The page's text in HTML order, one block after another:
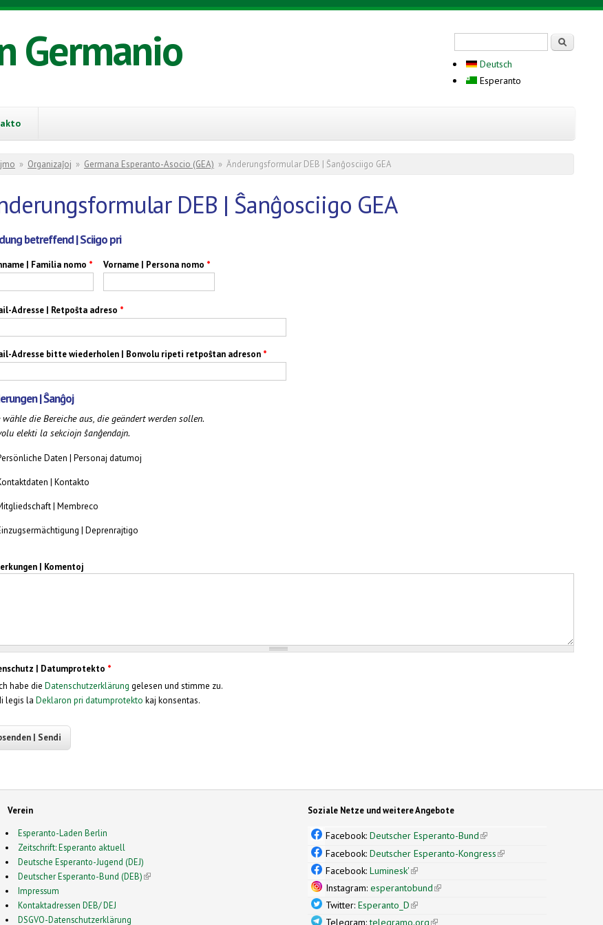
Germanio
Deutsch
Esperanto
are here
» Organizaĵoj » Germana Esperanto-Asocio (GEA) » Änderungsformular DEB | Ŝanĝosciigo GEA
DEB | Ŝanĝosciigo GEA
betreffend | Sciigo pri
| Familia nomo * Vorname | Persona nomo *
Adresse | Retpoŝta adreso *
Adresse bitte wiederholen | Bonvolu ripeti retpoŝtan adreson *
| Ŝanĝoj
die Bereiche aus, die geändert werden sollen.
elekti la sekciojn ŝanĝendajn.
Daten | Personaj datumoj
Daten | Personaj datumoj
| Kontakto
| Kontakto
| Membreco
| Membreco
| Deprenrajtigo
| Deprenrajtigo
| Komentoj
| Datumprotekto *
habe die Datenschutzerklärung gelesen und stimme zu.
la Deklaron pri datumprotekto kaj konsentas.
Verein
Esperanto-Laden Berlin
Zeitschrift: Esperanto aktuell
Deutsche Esperanto-Jugend (DEJ)
Deutscher Esperanto-Bund (DEB)(link is external)
Impressum
Kontaktadressen DEB/ DEJ
DSGVO-Datenschutzerklärung
Soziale Netze und weitere Angebote
Facebook:Deutscher Esperanto-Bund(link is external)
Facebook:Deutscher Esperanto-Kongress(link is external)
Facebook:Luminesk'(link is external)
Instagram:esperantobund(link is external)
Twitter:Esperanto_D(link is external)